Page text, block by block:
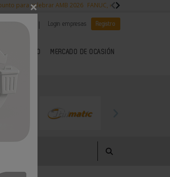
para celebrar AMB 2026 FANUC, colaboración con
EMPLEO | Login empresas Registro
KIOSCO MERCADO DE OCASIÓN
×